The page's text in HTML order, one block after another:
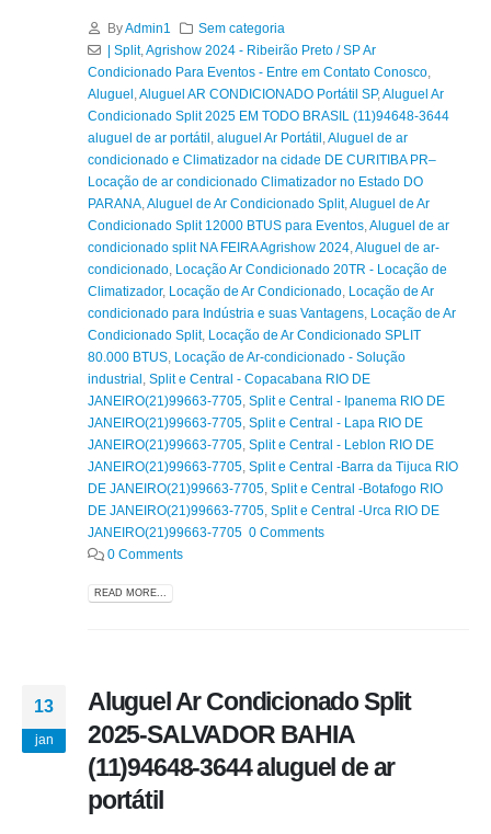
ByAdmin1
Sem categoria
| Split, Agrishow 2024 - Ribeirão Preto / SP Ar
Condicionado Para Eventos - Entre em Contato Conosco
Aluguel
Aluguel AR CONDICIONADO Portátil SP, Aluguel Ar
Condicionado Split 2025 EM TODO BRASIL (11)94648-3644
aluguel de ar portátil
aluguel Ar Portátil
Aluguel de ar
condicionado e Climatizador na cidade DE CURITIBA PR–
Locação de ar condicionado Climatizador no Estado DO
PARANA Aluguel de Ar Condicionado Split, Aluguel de Ar
Condicionado Split 12000 BTUS para Eventos Aluguel de ar
condicionado split NA FEIRA Agrishow 2024 Aluguel de ar-
condicionado
Locação Ar Condicionado 20TR - Locação de
Climatizador, Locação de Ar Condicionado
Locação de Ar
condicionado para Indústria e suas Vantagens
Locação de Ar
Condicionado Split,
Locação de Ar Condicionado SPLIT
80.000 BTUS
Locação de Ar-condicionado - Solução
industrial
Split e Central - Copacabana RIO DE
JANEIRO(21)99663-7705 Split e Central - Ipanema RIO DE
JANEIRO(21)99663-7705 Split e Central - Lapa RIO DE
JANEIRO(21)99663-7705 Split e Central - Leblon RIO DE
JANEIRO(21)99663-7705 Split e Central -Barra da Tijuca RIO
DE JANEIRO(21)99663-7705 Split e Central -Botafogo RIO
DE JANEIRO(21)99663-7705 Split e Central -Urca RIO DE
JANEIRO(21)99663-7705 0 Comments
0 Comments
READ MORE...
13
jan
Aluguel Ar Condicionado Split
2025-SALVADOR BAHIA
(11)94648-3644 aluguel de ar
portátil